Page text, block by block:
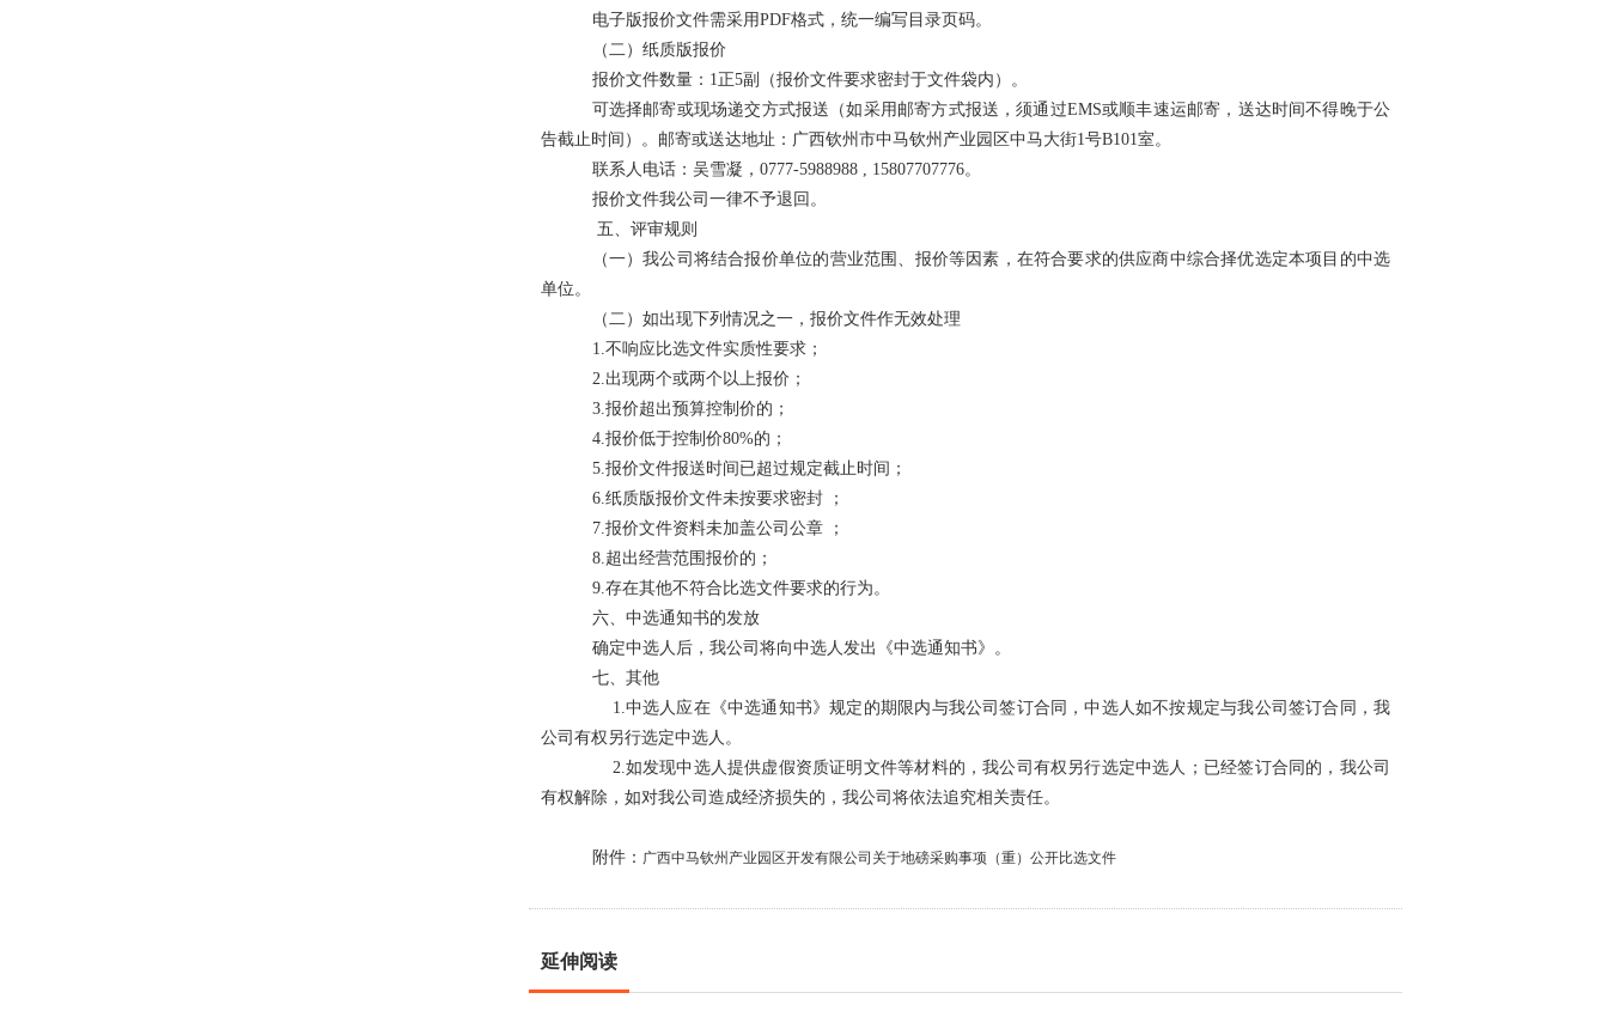
电子版报价文件需采用PDF格式， 统一编写目录页码。
（二）纸质版报价
报价文件数量： 1正5副（报价文件要求密封于文件袋内）。
可选择邮寄或现场递交方式报送（如采用邮寄方式报送，须通过EMS或顺丰速运邮寄， 送达时间不得晚于公
告截止时间）。 邮寄或送达地址：广西钦州市中马钦州产业园区中马大街1号B101室。
联系人电话：吴雪凝， 0777-5988988 , 15807707776。
报价文件我公司一律不予退回。
五、评审规则
（一）我公司将结合报价单位的营业范围 、 报价等因素， 在符合要求的供应商中综合择优选定本项目的中选
单位。
（二）如出现下列情况之一，报价文件作无效处理
1.不响应比选文件实质性要求；
2.出现两个或两个以上报价；
3.报价超出预算控制价的 ；
4.报价低于控制价80%的；
5.报价文件报送时间已超过规定截止时间；
6.纸质版报价文件未按要求密封
；
7.报价文件资料未加盖公司公章
；
8.超出经营范围 报价的；
9.存在其他不符合比选文件要求的行为。
六、中选通知书的发放
确定中选人后，我公司将向中选人发出《中选通知书》。
七、其他
1.中选人应在《中选通知书》规定的期限内与我公司签订合同，中选人如不按规定与我公司签订合同，我
公司有权另行选定中选人。
2.如发现中选人提供虚假资质证明文件等材料的，我公司有权 另行选定中选人；已经签订合同的，我公司
有权解除，如对我公司造成经济损失的，我公司将依法追究相关责任。
附件： 广西中马钦州产业园区开发有限公司关于地磅采购事项（重）公开比选文件
延伸阅读